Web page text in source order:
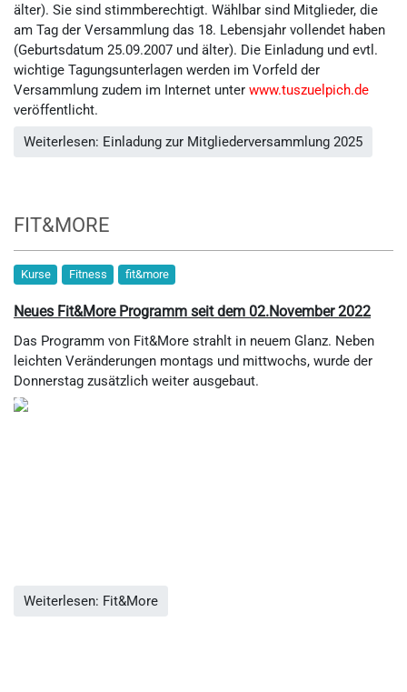
älter). Sie sind stimmberechtigt. Wählbar sind Mitglieder, die
am Tag der Versammlung das 18. Lebensjahr vollendet haben
(Geburtsdatum 25.09.2007 und älter). Die Einladung und evtl.
wichtige Tagungsunterlagen werden im Vorfeld der
Versammlung zudem im Internet unter www.tuszuelpich.de
veröffentlicht.
Weiterlesen: Einladung zur Mitgliederversammlung 2025
FIT&MORE
Kurse Fitness fit&more
Neues Fit&More Programm seit dem 02.November 2022
Das Programm von Fit&More strahlt in neuem Glanz. Neben
leichten Veränderungen montags und mittwochs, wurde der
Donnerstag zusätzlich weiter ausgebaut.
Weiterlesen: Fit&More